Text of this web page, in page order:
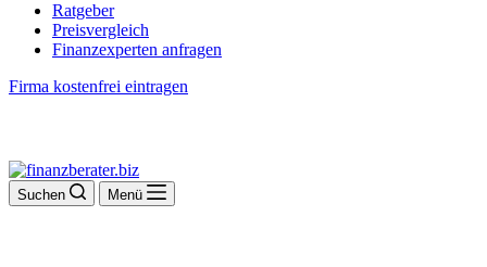
Ratgeber
Preisvergleich
Finanzexperten anfragen
Firma kostenfrei eintragen
Suchen Menü